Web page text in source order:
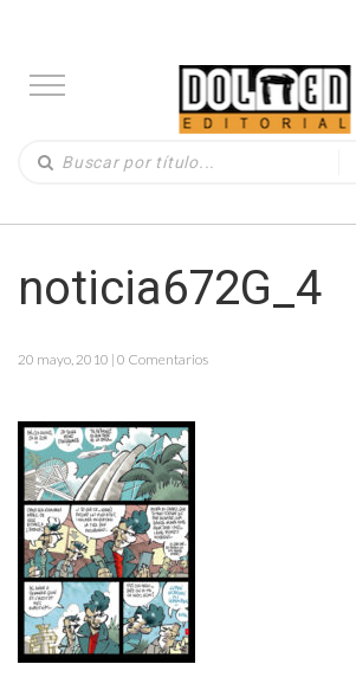
noticia672G_4
20 mayo, 2010 | 0 Comentarios